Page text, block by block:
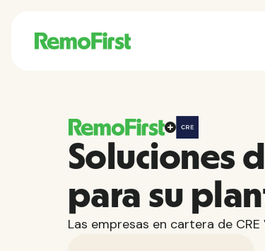
Soluciones
para su
Las empresas en cartera de